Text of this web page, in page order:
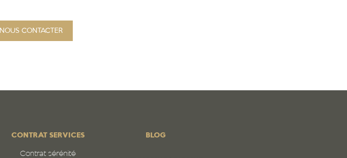
NOUS CONTACTER
CONTRAT SERVICES
Contrat sérénité
BLOG